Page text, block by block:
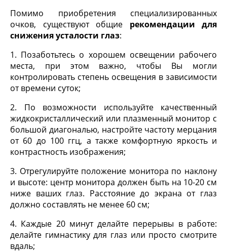
Помимо приобретения специализированных
очков, существуют общие рекомендации для
снижения усталости глаз:
1. Позаботьтесь о хорошем освещении рабочего
места, при этом важно, чтобы Вы могли
контролировать степень освещения в зависимости
от времени суток;
2. По возможности используйте качественный
жидкокристаллический или плазменный монитор с
большой диагональю, настройте частоту мерцания
от 60 до 100 ггц, а также комфортную яркость и
контрастность изображения;
3. Отрегулируйте положение монитора по наклону
и высоте: центр монитора должен быть на 10-20 см
ниже ваших глаз. Расстояние до экрана от глаз
должно составлять не менее 60 см;
4. Каждые 20 минут делайте перерывы в работе:
делайте гимнастику для глаз или просто смотрите
вдаль;